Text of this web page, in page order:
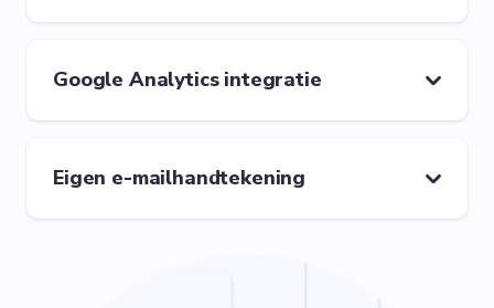
Google Analytics integratie
Eigen e-mailhandtekening